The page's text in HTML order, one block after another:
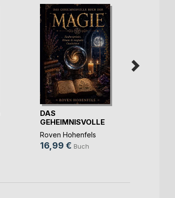
DAS
GEHEIMNISVOLLE
BUCH DER MAGIE
Roven Hohenfels
16,99 € Buch